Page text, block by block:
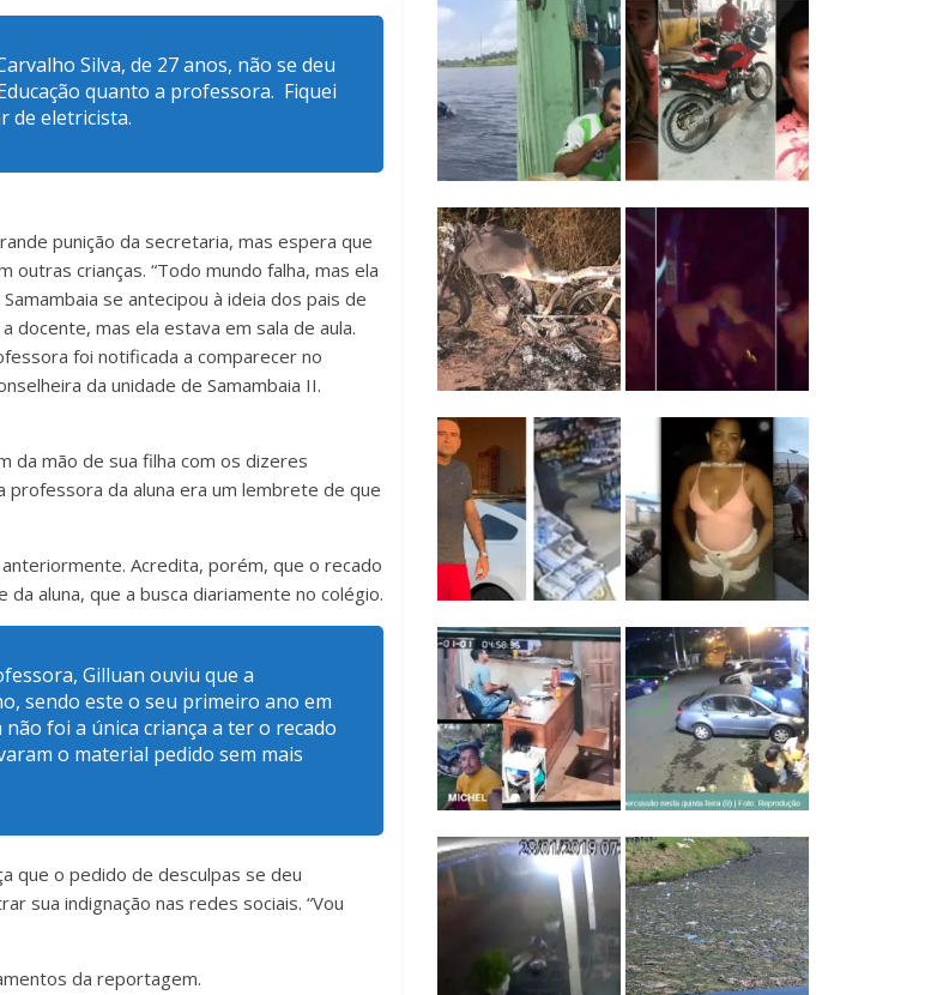
Silva, de 27 anos, não se deu
quanto a professora. Fiquei
de eletricista.
punição da secretaria, mas espera que
crianças. “Todo mundo falha, mas ela
se antecipou à ideia dos pais de
docente, mas ela estava em sala de aula.
foi notificada a comparecer no
da unidade de Samambaia II.
da mão de sua filha com os dizeres
professora da aluna era um lembrete de que
Acredita, porém, que o recado
aluna, que a busca diariamente no colégio.
Gilluan ouviu que a
sendo este o seu primeiro ano em
foi a única criança a ter o recado
o material pedido sem mais
que o pedido de desculpas se deu
sua indignação nas redes sociais. “Vou
da reportagem.